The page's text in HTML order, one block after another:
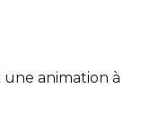
animation à